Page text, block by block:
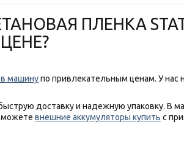
ПЛЕНКА
машинупо привлекательным ценам. У нас
доставку и надежную упаковку. В
можете внешние аккумуляторы купить с